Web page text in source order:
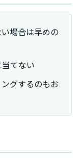
場合は早めの
てない
グするのもお